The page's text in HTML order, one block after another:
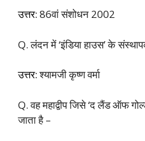
उत्तर: 86वां संशोधन 2002
Q. लंदन में ‘इंडिया हाउस’ के
उत्तर:श्यामजी कृष्ण वर्मा
Q. वह महाद्वीप जिसे ‘द लैंड ऑफ
जाता है –